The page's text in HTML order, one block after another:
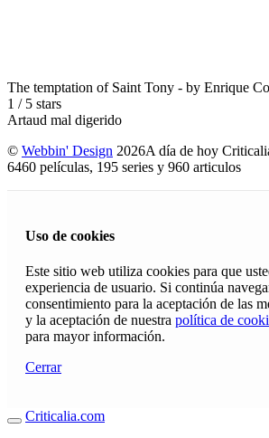
The temptation of Saint Tony - by Enrique
1 / 5 stars
Artaud mal digerido
© Webbin' Design 2026A día de hoy
6460 películas, 195 series y 960 articulos
Uso de cookies
Este sitio web utiliza cookies para que
experiencia de usuario. Si continúa
consentimiento para la aceptación de las
y la aceptación de nuestra política de
para mayor información.
Cerrar
Criticalia.com